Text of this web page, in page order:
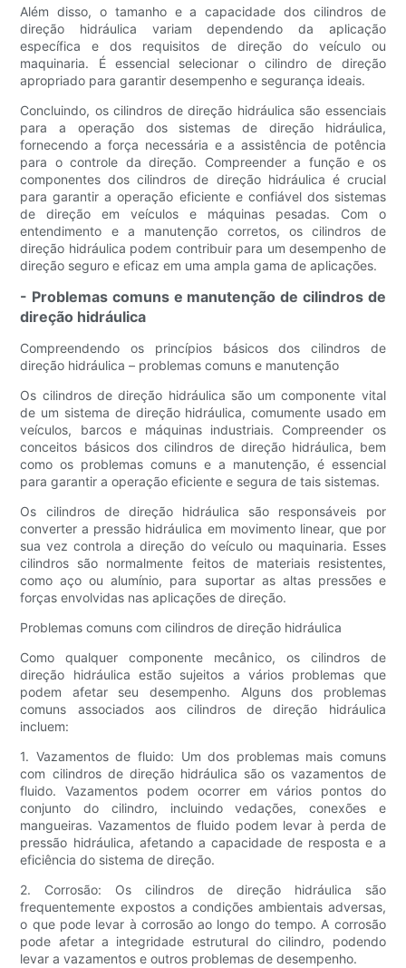
Além disso, o tamanho e a capacidade dos cilindros de
direção hidráulica variam dependendo da aplicação
específica e dos requisitos de direção do veículo ou
maquinaria. É essencial selecionar o cilindro de direção
apropriado para garantir desempenho e segurança ideais.
Concluindo, os cilindros de direção hidráulica são essenciais
para a operação dos sistemas de direção hidráulica,
fornecendo a força necessária e a assistência de potência
para o controle da direção. Compreender a função e os
componentes dos cilindros de direção hidráulica é crucial
para garantir a operação eficiente e confiável dos sistemas
de direção em veículos e máquinas pesadas. Com o
entendimento e a manutenção corretos, os cilindros de
direção hidráulica podem contribuir para um desempenho de
direção seguro e eficaz em uma ampla gama de aplicações.
- Problemas comuns e manutenção de cilindros de
direção hidráulica
Compreendendo os princípios básicos dos cilindros de
direção hidráulica – problemas comuns e manutenção
Os cilindros de direção hidráulica são um componente vital
de um sistema de direção hidráulica, comumente usado em
veículos, barcos e máquinas industriais. Compreender os
conceitos básicos dos cilindros de direção hidráulica, bem
como os problemas comuns e a manutenção, é essencial
para garantir a operação eficiente e segura de tais sistemas.
Os cilindros de direção hidráulica são responsáveis ​​por
converter a pressão hidráulica em movimento linear, que por
sua vez controla a direção do veículo ou maquinaria. Esses
cilindros são normalmente feitos de materiais resistentes,
como aço ou alumínio, para suportar as altas pressões e
forças envolvidas nas aplicações de direção.
Problemas comuns com cilindros de direção hidráulica
Como qualquer componente mecânico, os cilindros de
direção hidráulica estão sujeitos a vários problemas que
podem afetar seu desempenho. Alguns dos problemas
comuns associados aos cilindros de direção hidráulica
incluem:
1. Vazamentos de fluido: Um dos problemas mais comuns
com cilindros de direção hidráulica são os vazamentos de
fluido. Vazamentos podem ocorrer em vários pontos do
conjunto do cilindro, incluindo vedações, conexões e
mangueiras. Vazamentos de fluido podem levar à perda de
pressão hidráulica, afetando a capacidade de resposta e a
eficiência do sistema de direção.
2. Corrosão: Os cilindros de direção hidráulica são
frequentemente expostos a condições ambientais adversas,
o que pode levar à corrosão ao longo do tempo. A corrosão
pode afetar a integridade estrutural do cilindro, podendo
levar a vazamentos e outros problemas de desempenho.